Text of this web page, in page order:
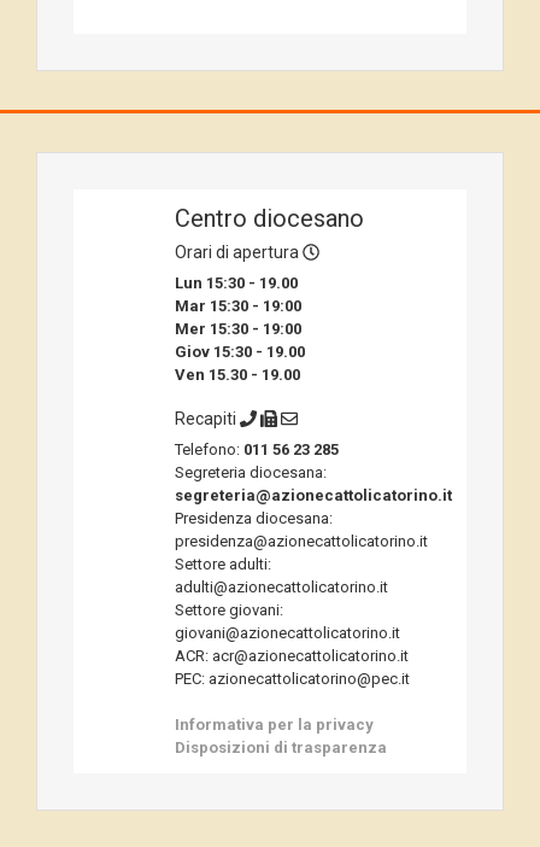
Centro diocesano
Orari di apertura
Lun 15:30 - 19.00
Mar 15:30 - 19:00
Mer 15:30 - 19:00
Giov 15:30 - 19.00
Ven 15.30 - 19.00
Recapiti
Telefono: 011 56 23 285
Segreteria diocesana:
segreteria@azionecattolicatorino.it
Presidenza diocesana:
presidenza@azionecattolicatorino.it
Settore adulti:
adulti@azionecattolicatorino.it
Settore giovani:
giovani@azionecattolicatorino.it
ACR: acr@azionecattolicatorino.it
PEC: azionecattolicatorino@pec.it
Informativa per la privacy
Disposizioni di trasparenza